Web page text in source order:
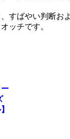
すばやい判断お
ッチです。